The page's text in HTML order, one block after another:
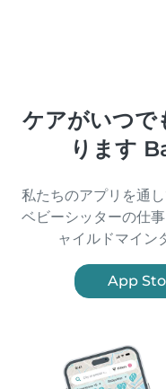
ケアがいつで
ります
私たちのアプリを通
ベビーシッターの仕
ャイルドマイン
App